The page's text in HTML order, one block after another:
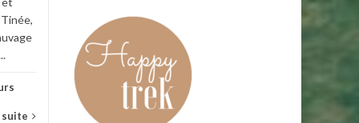
suite